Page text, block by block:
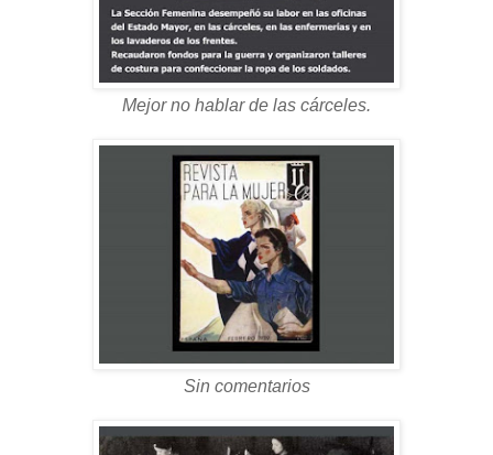
Mejor no hablar de las cárceles.
Sin comentarios